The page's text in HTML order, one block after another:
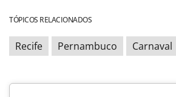
TÓPICOS RELACIONADOS
Recife Pernambuco Carnaval